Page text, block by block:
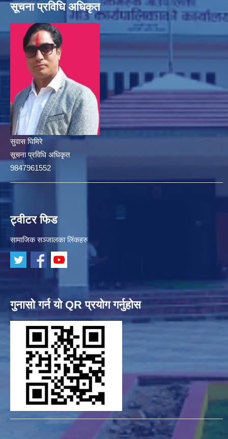
सूचना प्रविधि अधिकृत
सुवास घिमिरे
सूचना प्रविधि अधिकृत
9847961552
ट्वीटर फिड
सामाजिक सञ्जालका लिंकहरु
गुनासो गर्न यो QR प्रयोग गर्नुहोस